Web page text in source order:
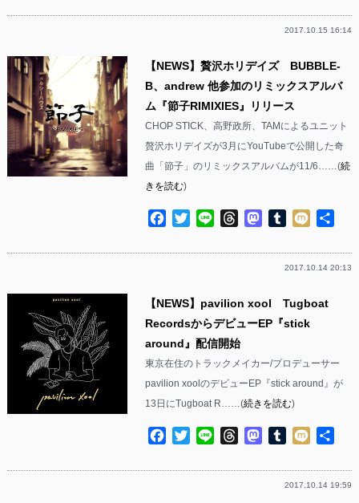
2017.10.15 16:14
【NEWS】贅沢ホリデイズ BUBBLE-
B、andrew 他参加のリミックスアルバ
ム『節子RIMIXIES』リリース
CHOP STICK、高野政所、TAMによるユニット
贅沢ホリデイズが3月にYouTubeで公開した奇
曲「節子」のリミックスアルバムが11/6……(続
きを読む)
Facebook
TwitterLine ThreadsMastodon
Tumblr
Mixi
2017.10.14 20:13
【NEWS】pavilion xool Tugboat
RecordsからデビューEP『stick
around』配信開始
東京在住のトラックメイカー/プロデューサー
pavilion xoolのデビューEP『stick around』が
13日にTugboat R……(続きを読む)
Facebook
TwitterLine ThreadsMastodon
Tumblr
Mixi
2017.10.14 19:59